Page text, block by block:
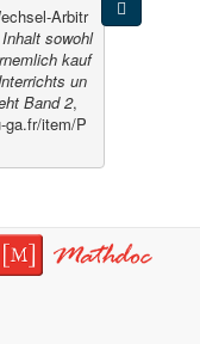
Arbitr
sowohl
kauf
un
Band 2,
ga.fr/item/P